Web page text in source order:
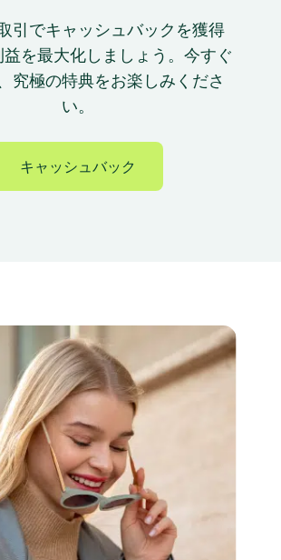
引でキャッシュバックを獲得
益を最大化しましょう。今すぐ
究極の特典をお楽しみくださ
い。
キャッシュバック